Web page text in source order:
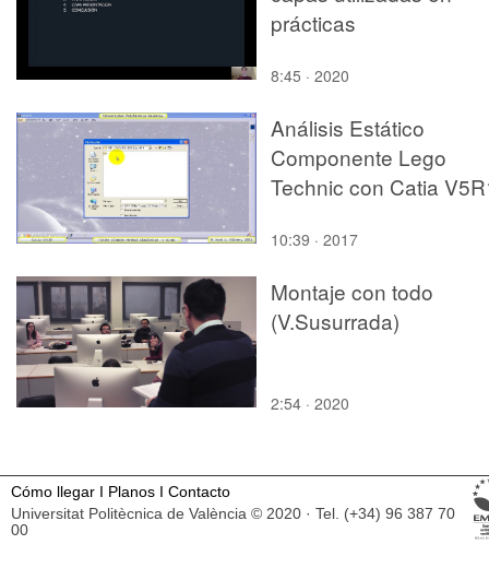
prácticas
8:45 · 2020
Análisis Estático
Componente Lego
Technic con Catia
10:39 · 2017
Montaje con todo
(V.Susurrada)
2:54 · 2020
Cómo llegar I Planos I Contacto
Universitat Politècnica de València © 2020 · Tel. (+34) 96 387 70
00